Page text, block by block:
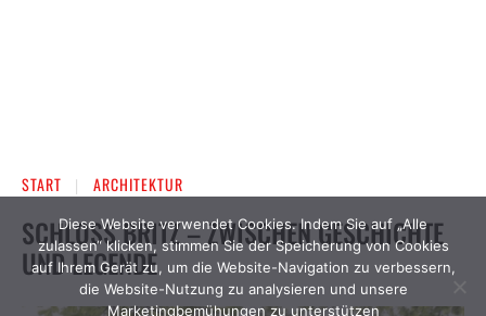
Diese Website verwendet Cookies. Indem Sie auf „Alle
zulassen“ klicken, stimmen Sie der Speicherung von Cookies
auf Ihrem Gerät zu, um die Website-Navigation zu verbessern,
die Website-Nutzung zu analysieren und unsere
Marketingbemühungen zu unterstützen